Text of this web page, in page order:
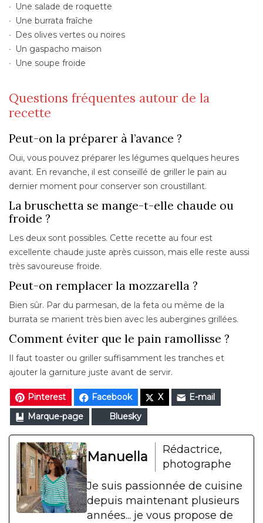
Une salade de roquette
Une burrata fraîche
Des olives vertes ou noires
Un gaspacho maison
Une soupe froide
Questions fréquentes autour de la
recette
Peut-on la préparer à l’avance ?
Oui, vous pouvez préparer les légumes quelques heures
avant. En revanche, il est conseillé de griller le pain au
dernier moment pour conserver son croustillant.
La bruschetta se mange-t-elle chaude ou
froide ?
Les deux sont possibles. Cette recette au four est
excellente chaude juste après cuisson, mais elle reste aussi
très savoureuse froide.
Peut-on remplacer la mozzarella ?
Bien sûr. Par du parmesan, de la feta ou même de la
burrata se marient très bien avec les aubergines grillées.
Comment éviter que le pain ramollisse ?
Il faut toaster ou griller suffisamment les tranches et
ajouter la garniture juste avant de servir.
Pinterest Facebook X
E-mail
Marque-page
Bluesky
Manuella
Rédactrice,
photographe
Je suis passionnée de cuisine
depuis maintenant plusieurs
années... je vous propose de